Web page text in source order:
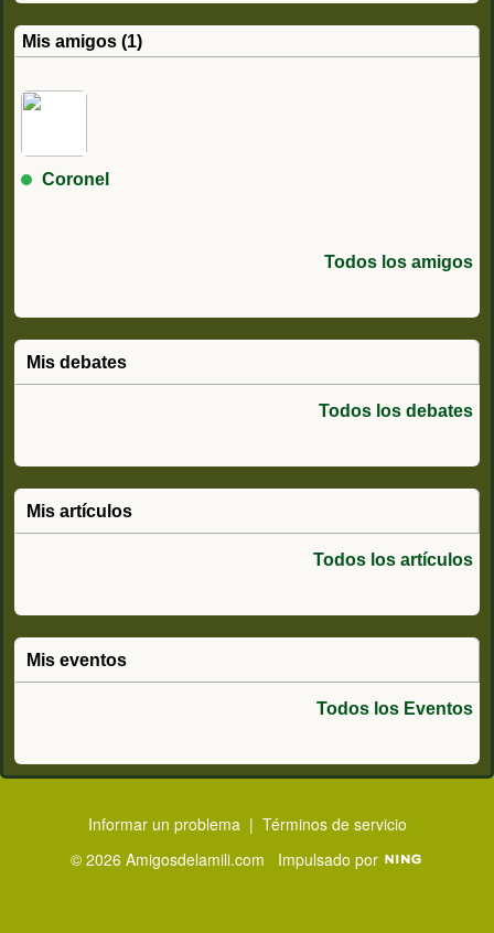
Mis amigos (1)
Coronel
Todos los amigos
Mis debates
Todos los debates
Mis artículos
Todos los artículos
Mis eventos
Todos los Eventos
Informar un problema | Términos de servicio
© 2026 Amigosdelamili.com Impulsado por